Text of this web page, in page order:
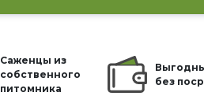
Саженцы из
собственного
питомника
без